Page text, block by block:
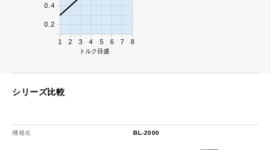
1 2 3 4 5 6 7 8
トルク目盛
0.2
0.4
シリーズ比較
機種名 BL-2000